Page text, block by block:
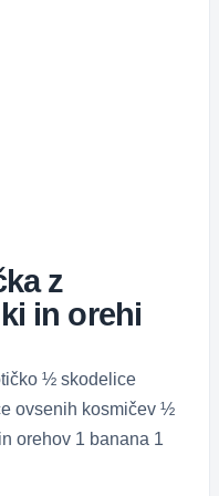
z
in orehi
½ skodelice
ovsenih kosmičev ½
orehov 1 banana 1